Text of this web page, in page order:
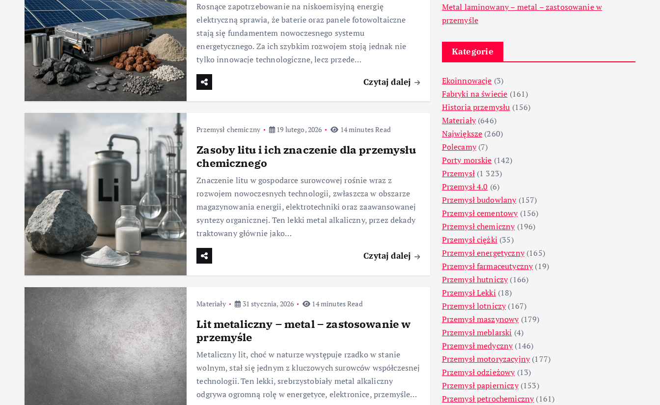
Rosnące zapotrzebowanie na niskoemisyjną energię
elektryczną sprawia, że baterie oraz panele fotowoltaiczne
stają się fundamentem nowoczesnego systemu
energetycznego. Za ich szybkim rozwojem stoją jednak nie
tylko innowacje technologiczne, lecz przede…
Czytaj dalej
Przemysł chemiczny 19 lutego, 2026 14 minutes Read
Zasoby litu i ich znaczenie dla przemysłu
chemicznego
Znaczenie litu w gospodarce surowcowej rośnie wraz z
rozwojem nowoczesnych technologii, zwłaszcza w obszarze
magazynowania energii, elektrotechniki oraz zaawansowanej
syntezy organicznej. Ten lekki metal alkaliczny, przez dekady
traktowany głównie jako…
Czytaj dalej
Materiały 31 stycznia, 2026 14 minutes Read
Lit metaliczny – metal – zastosowanie w
przemyśle
Metaliczny lit, choć w naturze występuje rzadko w stanie
wolnym, stał się jednym z kluczowych surowców współczesnej
technologii. Ten lekki, srebrzystobiały metal alkaliczny
odgrywa ogromną rolę w energetyce, elektronice, przemyśle…
Metal laminowany – metal – zastosowanie w
przemyśle
Kategorie
Ekoinnowacje (3)
Fabryki na świecie (161)
Historia przemysłu (156)
Materiały(646)
Największe (260)
Polecamy(7)
Porty morskie (142)
Przemysł(1 323)
Przemysł 4.0 (6)
Przemysł budowlany(157)
Przemysł cementowy(156)
Przemysł chemiczny(196)
Przemysł ciężki (35)
Przemysł energetyczny(165)
Przemysł farmaceutyczny(19)
Przemysł hutniczy(166)
Przemysł Lekki (18)
Przemysł lotniczy(167)
Przemysł maszynowy(179)
Przemysł meblarski (4)
Przemysł medyczny(146)
Przemysł motoryzacyjny(177)
Przemysł odzieżowy(13)
Przemysł papierniczy(153)
Przemysł petrochemiczny(161)